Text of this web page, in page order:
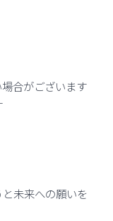
合がございます
未来への願いを